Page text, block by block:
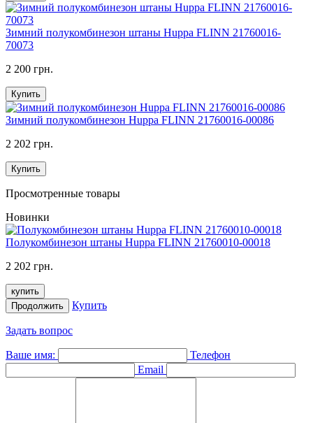
Зимний полукомбинезон штаны Huppa FLINN 21760016-
70073
2 200 грн.
Купить
Зимний полукомбинезон Huppa FLINN 21760016-00086
2 202 грн.
Купить
Просмотренные товары
Новинки
Полукомбинезон штаны Huppa FLINN 21760010-00018
2 202 грн.
купить
Продолжить
Купить
Задать вопрос
Ваше имя:
Телефон
Email